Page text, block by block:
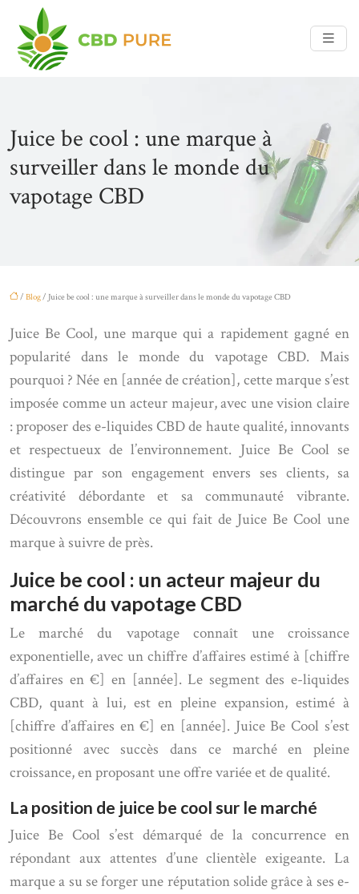
Juice be cool : une marque à
surveiller dans le monde du
vapotage CBD
/ Blog/ Juice be cool : une marque à surveiller dans le monde du vapotage CBD
Juice Be Cool, une marque qui a rapidement gagné en
popularité dans le monde du vapotage CBD. Mais
pourquoi ? Née en [année de création], cette marque s’est
imposée comme un acteur majeur, avec une vision claire
: proposer des e-liquides CBD de haute qualité, innovants
et respectueux de l’environnement. Juice Be Cool se
distingue par son engagement envers ses clients, sa
créativité débordante et sa communauté vibrante.
Découvrons ensemble ce qui fait de Juice Be Cool une
marque à suivre de près.
Juice be cool : un acteur majeur du
marché du vapotage CBD
Le marché du vapotage connaît une croissance
exponentielle, avec un chiffre d’affaires estimé à [chiffre
d’affaires en €] en [année]. Le segment des e-liquides
CBD, quant à lui, est en pleine expansion, estimé à
[chiffre d’affaires en €] en [année]. Juice Be Cool s’est
positionné avec succès dans ce marché en pleine
croissance, en proposant une offre variée et de qualité.
La position de juice be cool sur le marché
Juice Be Cool s’est démarqué de la concurrence en
répondant aux attentes d’une clientèle exigeante. La
marque a su se forger une réputation solide grâce à ses e-